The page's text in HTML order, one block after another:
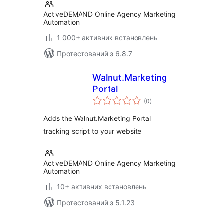
ActiveDEMAND Online Agency Marketing
Automation
1 000+ активних встановлень
Протестований з 6.8.7
Walnut.Marketing
Portal
(0загальний
рейтинг
)
Adds the Walnut.Marketing Portal
tracking script to your website
ActiveDEMAND Online Agency Marketing
Automation
10+ активних встановлень
Протестований з 5.1.23